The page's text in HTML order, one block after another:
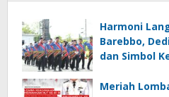
Harmoni
Barebbo,
dan Simbol
Meriah